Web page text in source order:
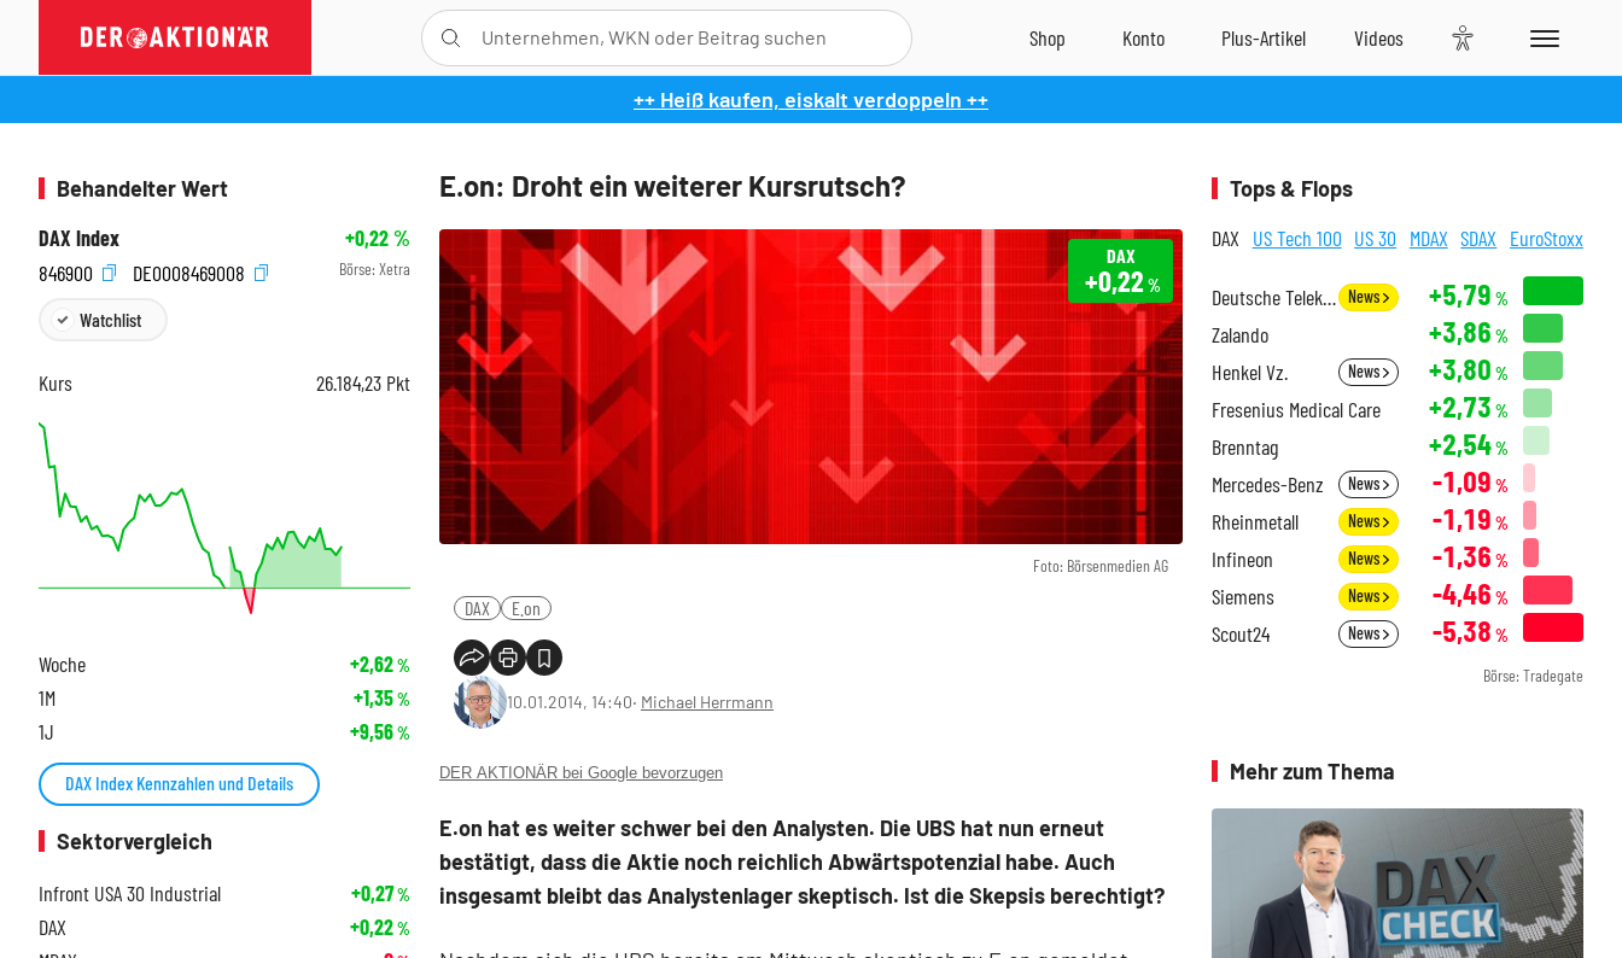
++ Heiß kaufen, eiskalt verdoppeln ++
E.on: Droht ein weiterer Kursrutsch?
Foto: Börsenmedien AG
DAX
+0,22%
DAX E.on
10.01.2014, 14:40‧ Michael Herrmann
DER AKTIONÄR bei Google bevorzugen
E.on hat es weiter schwer bei den Analysten. Die UBS hat nun erneut
bestätigt, dass die Aktie noch reichlich Abwärtspotenzial habe. Auch
insgesamt bleibt das Analystenlager skeptisch. Ist die Skepsis berechtigt?
Behandelter Wert
DAX Index
+0,22%
846900
DE0008469008 Börse: Xetra
Watchlist
Kurs 26.184,23 Pkt
Woche +2,62%
1M +1,35%
1J +9,56%
DAX Index Kennzahlen und Details
Sektorvergleich
Infront USA 30 Industrial
+0,27%
DAX +0,22%
Tops & Flops
DAX US Tech 100 US 30 MDAX SDAX EuroStoxx
Deutsche Telekom News +5,79 %
Zalando +3,86 %
Henkel Vz. News +3,80 %
Fresenius Medical Care +2,73 %
Brenntag +2,54%
Mercedes-Benz News -1,09 %
Rheinmetall News -1,19 %
Infineon News -1,36 %
Siemens News -4,46 %
Scout24 News -5,38 %
Börse: Tradegate
Mehr zum Thema